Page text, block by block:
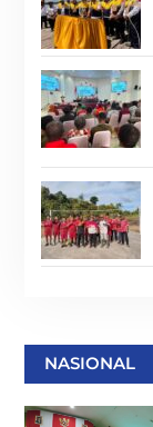
NASIONAL